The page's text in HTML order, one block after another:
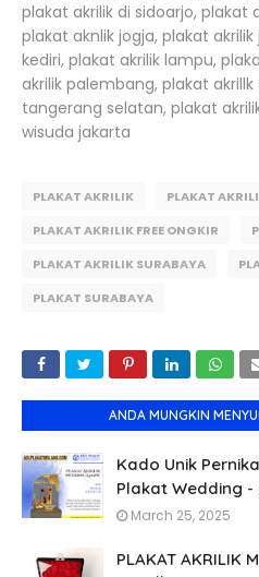
plakat akrilik di sidoarjo, plakat
plakat aknlik jogja, plakat
kediri, plakat akrilik lampu,
akrilik palembang, plakat
tangerang selatan, plakat
wisuda jakarta
PLAKAT AKRILIK
PLAKAT
PLAKAT AKRILIK FREE ONGKIR
PLAKAT AKRILIK SURABAYA
PLAKAT SURABAYA
ANDA MUNGKIN
Kado Unik
Plakat Wedding -
March 25, 2025
PLAKAT AKRILIK